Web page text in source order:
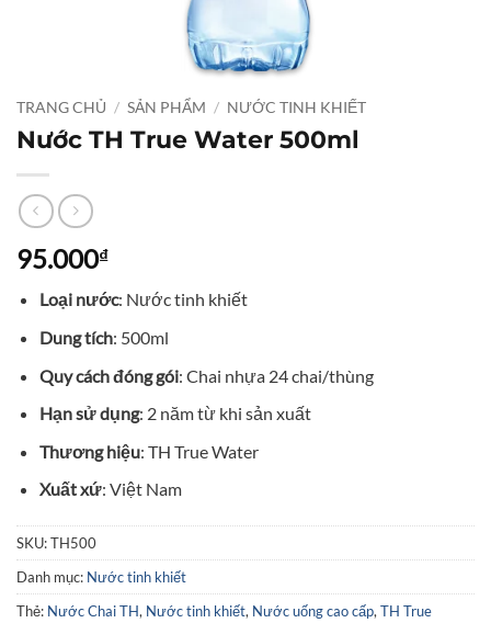
TRANG CHỦ / SẢN PHẨM / NƯỚC TINH KHIẾT
Nước TH True Water 500ml
95.000₫
Loại nước: Nước tinh khiết
Dung tích: 500ml
Quy cách đóng gói: Chai nhựa 24 chai/thùng
Hạn sử dụng: 2 năm từ khi sản xuất
Thương hiệu: TH True Water
Xuất xứ: Việt Nam
SKU:TH500
Danh mục: Nước tinh khiết
Thẻ: Nước Chai TH, Nước tinh khiết, Nước uống cao cấp,TH True